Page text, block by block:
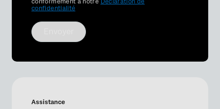
conformément à notre Déclaration de
confidentialité
Assistance